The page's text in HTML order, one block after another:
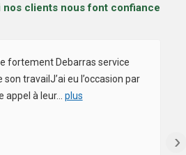
nos clients nous font confiance
fortement Debarras service
travailJ’ai eu l’occasion par
appel à leur... plus
›